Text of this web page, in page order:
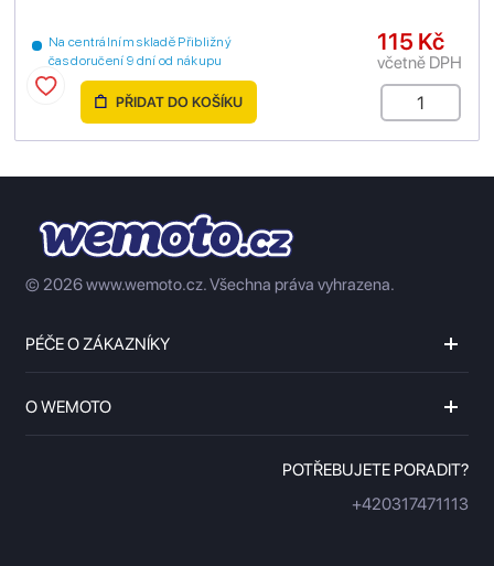
Na centrálním skladě Přibližný
čas doručení 9 dní od nákupu
115 Kč
včetně DPH
PŘIDAT DO KOŠÍKU
© 2026 www.wemoto.cz.Všechna práva vyhrazena.
PÉČE O ZÁKAZNÍKY
O WEMOTO
POTŘEBUJETE PORADIT?
+420317471113